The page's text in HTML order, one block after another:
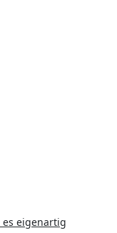
eigenartig